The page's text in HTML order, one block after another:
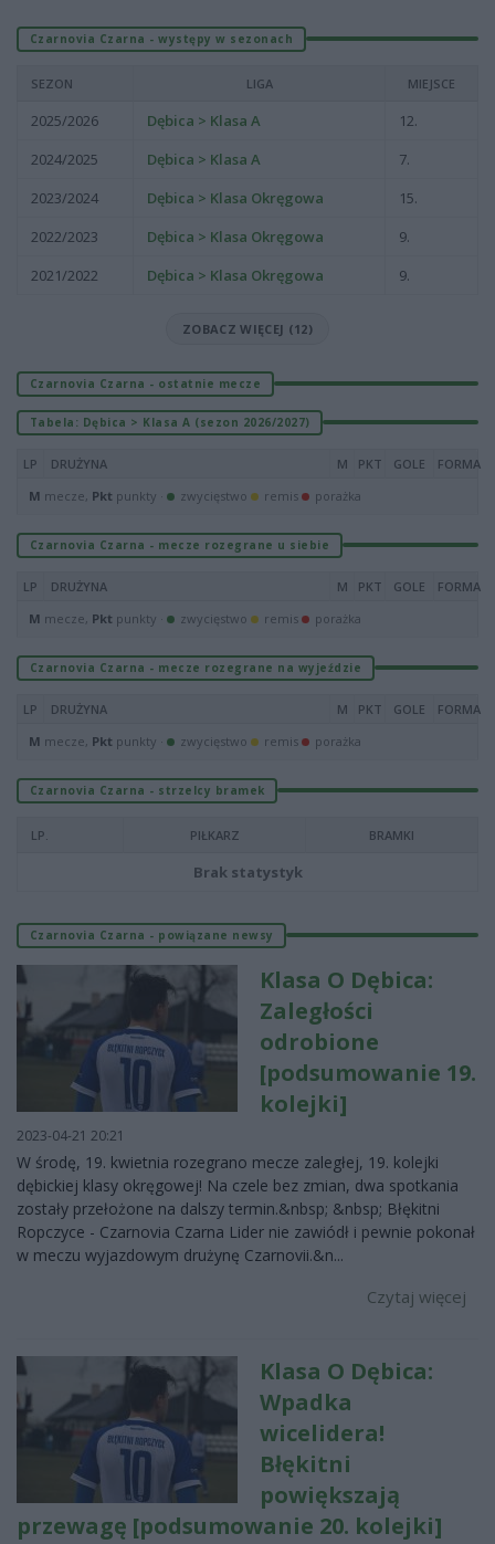
Czarnovia Czarna - występy w sezonach
SEZON LIGA MIEJSCE
2025/2026 Dębica > Klasa A
12.
2024/2025
Dębica > Klasa A
7.
2023/2024
Dębica > Klasa Okręgowa
15.
2022/2023
Dębica > Klasa Okręgowa
9.
2021/2022
Dębica > Klasa Okręgowa 9.
ZOBACZ WIĘCEJ (12)
Czarnovia Czarna - ostatnie mecze
Tabela: Dębica > Klasa A (sezon 2026/2027)
LP DRUŻYNA M PKT GOLE
FORMA
M mecze, Pkt punkty · zwycięstwo remis porażka
Czarnovia Czarna - mecze rozegrane u siebie
LP DRUŻYNA M PKT GOLE
FORMA
M mecze, Pkt punkty · zwycięstwo remis porażka
Czarnovia Czarna - mecze rozegrane na wyjeździe
LP DRUŻYNA M PKT GOLE
FORMA
M mecze, Pkt punkty · zwycięstwo remis porażka
Czarnovia Czarna - strzelcy bramek
LP. PIŁKARZ BRAMKI
Brak statystyk
Czarnovia Czarna - powiązane newsy
Klasa O Dębica:
Zaległości
odrobione
[podsumowanie 19.
kolejki]
2023-04-21 20:21
W środę, 19. kwietnia rozegrano mecze zaległej, 19. kolejki
dębickiej klasy okręgowej! Na czele bez zmian, dwa spotkania
zostały przełożone na dalszy termin.&nbsp; &nbsp; Błękitni
Ropczyce - Czarnovia Czarna Lider nie zawiódł i pewnie pokonał
w meczu wyjazdowym drużynę Czarnovii.&n...
Czytaj więcej
Klasa O Dębica:
Wpadka
wicelidera!
Błękitni
powiększają
przewagę [podsumowanie 20. kolejki]